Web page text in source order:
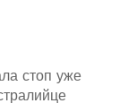
стоп уже